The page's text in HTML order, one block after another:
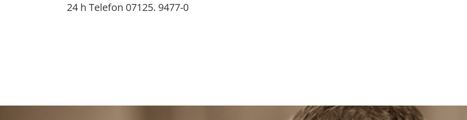
24 h Telefon 07125. 9477-0